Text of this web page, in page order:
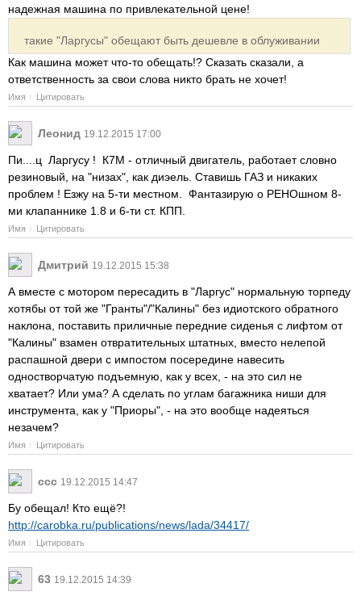
надежная машина по привлекательной цене!
такие "Ларгусы" обещают быть дешевле в облуживании
Как машина может что-то обещать!? Сказать сказали, а
ответственность за свои слова никто брать не хочет!
Имя Цитировать
Леонид 19.12.2015 17:00
Пи....ц Ларгусу ! К7М - отличный двигатель, работает словно
резиновый, на "низах", как диэель. Ставишь ГАЗ и никаких
проблем ! Езжу на 5-ти местном. Фантазирую о РЕНОшном 8-
ми клапаннике 1.8 и 6-ти ст. КПП.
Имя Цитировать
Дмитрий 19.12.2015 15:38
А вместе с мотором пересадить в "Ларгус" нормальную торпеду
хотябы от той же "Гранты"/"Калины" без идиотского обратного
наклона, поставить приличные передние сиденья с лифтом от
"Калины" взамен отвратительных штатных, вместо нелепой
распашной двери с импостом посередине навесить
одностворчатую подъемную, как у всех, - на это сил не
хватает? Или ума? А сделать по углам багажника ниши для
инструмента, как у "Приоры", - на это вообще надеяться
незачем?
Имя Цитировать
ссс 19.12.2015 14:47
Бу обещал! Кто ещё?!
http://carobka.ru/publications/news/lada/34417/
Имя Цитировать
63 19.12.2015 14:39